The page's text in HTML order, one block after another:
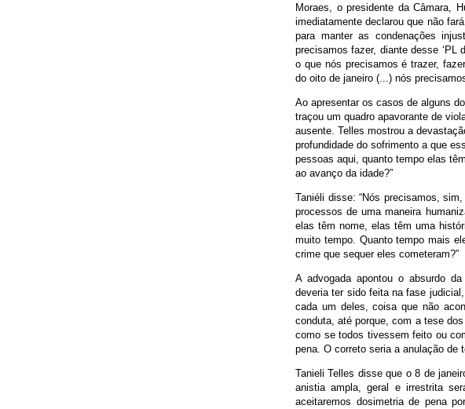
Moraes, o presidente da Câmara,
imediatamente declarou que não
para manter as condenações
precisamos fazer, diante desse ‘PL
o que nós precisamos é trazer,
do oito de janeiro (...) nós
Ao apresentar os casos de alguns
traçou um quadro apavorante de
ausente. Telles mostrou a
profundidade do sofrimento a que
pessoas aqui, quanto tempo elas
ao avanço da idade?”
Taniéli disse: “Nós precisamos,
processos de uma maneira
elas têm nome, elas têm uma
muito tempo. Quanto tempo mais
crime que sequer eles cometeram?”
A advogada apontou o absurdo
deveria ter sido feita na fase
cada um deles, coisa que não
conduta, até porque, com a tese
como se todos tivessem feito ou
pena. O correto seria a anulação de
Tanieli Telles disse que o 8 de
anistia ampla, geral e irrestrita
aceitaremos dosimetria de pena